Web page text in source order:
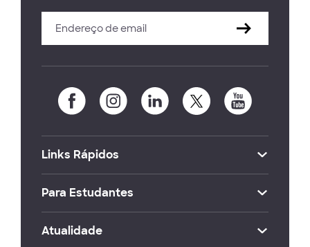
Links Rápidos
Para Estudantes
Atualidade